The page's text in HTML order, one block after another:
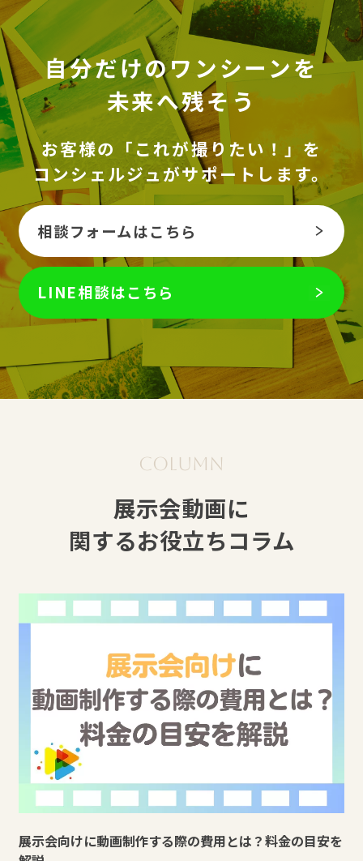
自分だけのワンシーンを
未来へ残そう
お客様の「これが撮りたい！」を
コンシェルジュがサポートします。
相談フォームはこちら
LINE相談はこちら
展示会動画に
関するお役立ちコラム
展示会向けに動画制作する際の費用とは？料金の目安を